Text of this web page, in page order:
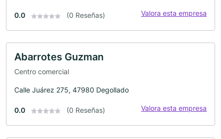
0.0 (0 Reseñas) Valora esta empresa
Abarrotes Guzman
Centro comercial
Calle Juárez 275, 47980 Degollado
0.0 (0 Reseñas) Valora esta empresa